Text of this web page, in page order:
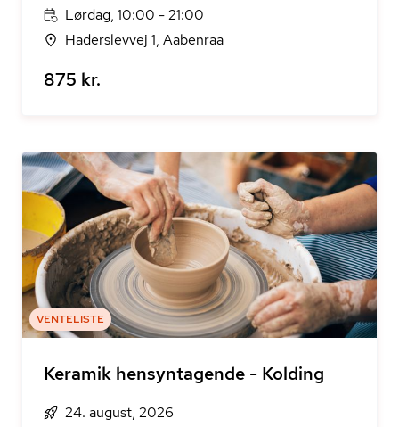
Lørdag, 10:00 - 21:00
Haderslevvej 1, Aabenraa
875 kr.
VENTELISTE
Keramik hensyntagende - Kolding
24. august, 2026